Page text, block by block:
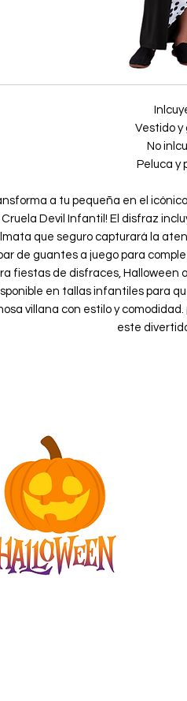
Vestido y
No
Peluca y
a tu pequeña en el
Cruela Devil Infantil! El disfraz
que seguro capturará la
de guantes a juego para
fiestas de disfraces, Halloween
en tallas infantiles para
villana con estilo y comodidad.
este